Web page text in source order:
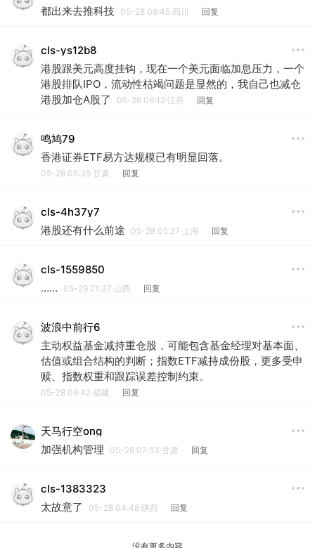
都出来去推科技
05-28 06:45·四川 回复
cls-ys12b8
港股跟美元高度挂钩，现在一个美元面临加息压力，一个
港股排队IPO，流动性枯竭问题是显然的，我自己也减仓
港股加仓A股了
05-28 06:12·江苏 回复
鸣鸠79
香港证券ETF易方达规模已有明显回落。
05-28 05:35·甘肃 回复
cls-4h37y7
港股还有什么前途
05-28 05:27·上海 回复
cls-1559850
……
05-29 21:37·山西 回复
波浪中前行6
主动权益基金减持重仓股，可能包含基金经理对基本面、
估值或组合结构的判断；指数ETF减持成份股，更多受申
赎、指数权重和跟踪误差控制约束。
05-28 08:42·福建 回复
天马行空ong
加强机构管理
05-28 07:53·甘肃 回复
cls-1383323
太故意了
05-28 04:48·陕西 回复